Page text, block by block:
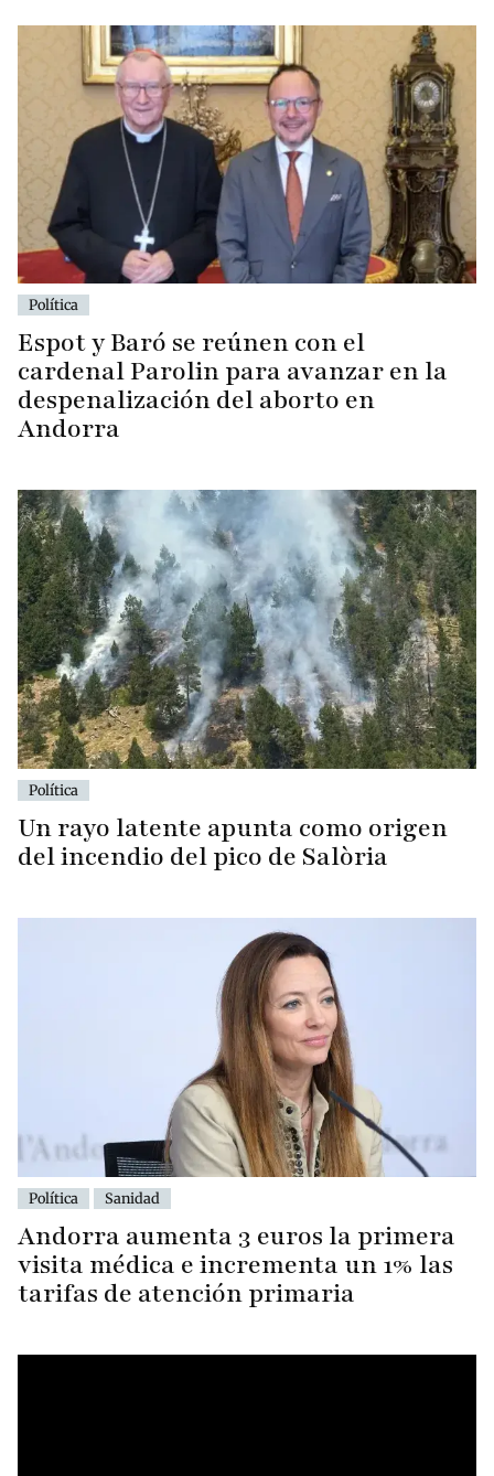
Política
Espot y Baró se reúnen con el
cardenal Parolin para avanzar en la
despenalización del aborto en
Andorra
Política
Un rayo latente apunta como origen
del incendio del pico de Salòria
Política Sanidad
Andorra aumenta 3 euros la primera
visita médica e incrementa un 1% las
tarifas de atención primaria